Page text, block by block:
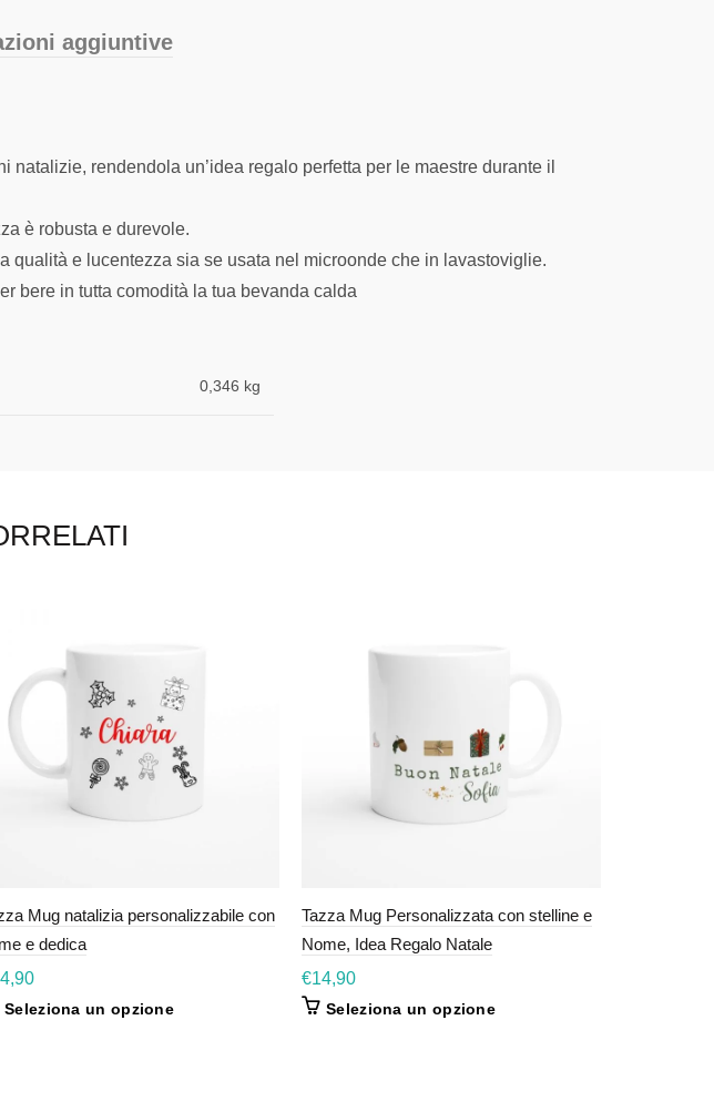
aggiuntive
rendendola un’idea regalo perfetta per le maestre durante il
è robusta e durevole.
qualità e lucentezza sia se usata nel microonde che in lavastoviglie.
bere in tutta comodità la tua bevanda calda
0,346 kg
Mug natalizia personalizzabile con
e dedica
Seleziona un opzione
Tazza Mug Personalizzata con stelline e
Nome, Idea Regalo Natale
€14,90
Seleziona un opzione